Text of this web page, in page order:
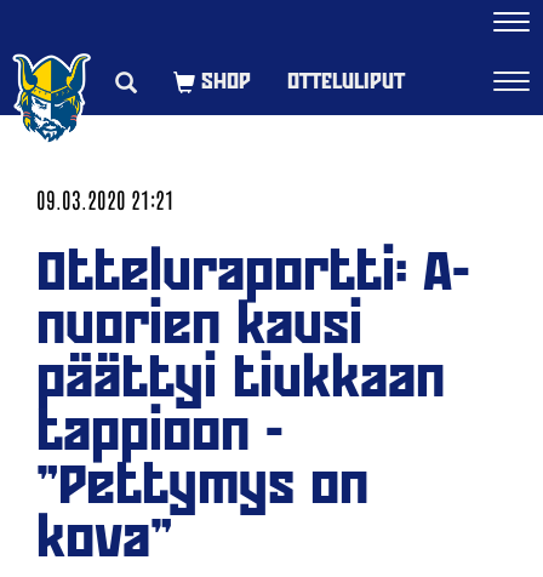
OTTELULIPUT
09.03.2020 21:21
Otteluraportti: A-
nuorien kausi
päättyi tiukkaan
tappioon -
"Pettymys on
kova"